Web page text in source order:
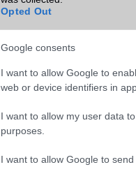
Opted Out
Google consents
I want to allow Google to
web or device identifiers in
I want to allow my user data
purposes.
I want to allow Google to